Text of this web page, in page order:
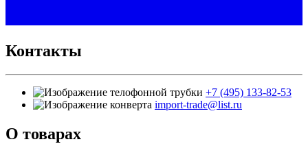
Контакты
+7 (495) 133-82-53
import-trade@list.ru
О товарах